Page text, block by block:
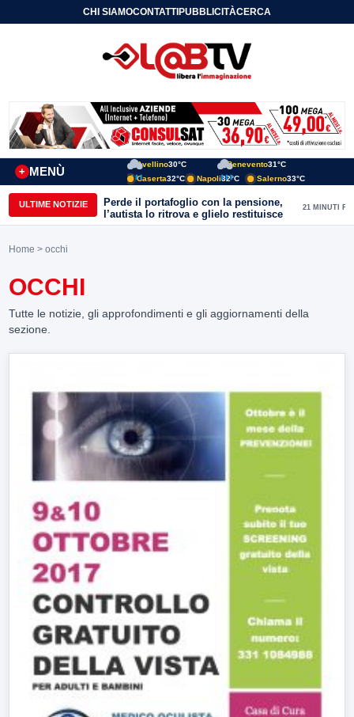
CHI SIAMOCONTATTIPUBBLICITÀCERCA
MENÙ
+
Avellino30°C Benevento31°C
Caserta32°C Napoli32°C Salerno33°C
ULTIME NOTIZIE
Perde il portafoglio con la pensione,
l’autista lo ritrova e glielo restituisce
21 MINUTI FA
Home > occhi
OCCHI
Tutte le notizie, gli approfondimenti e gli aggiornamenti della
sezione.